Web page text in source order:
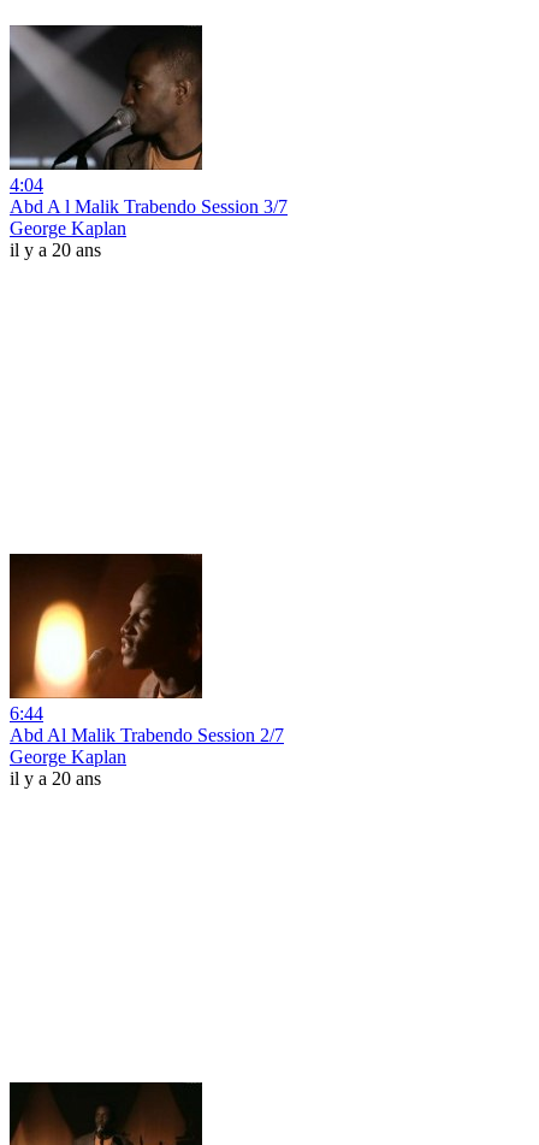
4:04
Abd A l Malik Trabendo Session 3/7
George Kaplan
il y a 20 ans
6:44
Abd Al Malik Trabendo Session 2/7
George Kaplan
il y a 20 ans